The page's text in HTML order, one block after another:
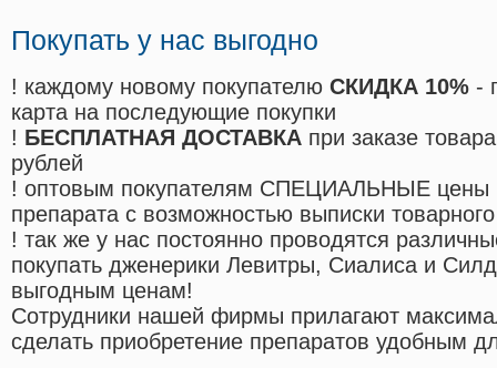
Покупать у нас выгодно
! каждому новому покупателю СКИДКА 10% -
карта на последующие покупки
! БЕСПЛАТНАЯ ДОСТАВКА при заказе
рублей
! оптовым покупателям СПЕЦИАЛЬНЫЕ цены
препарата с возможностью выписки
! так же у нас постоянно проводятся
покупать дженерики Левитры, Сиалиса и
выгодным ценам!
Cотрудники нашей фирмы прилагают
сделать приобретение препаратов удобным